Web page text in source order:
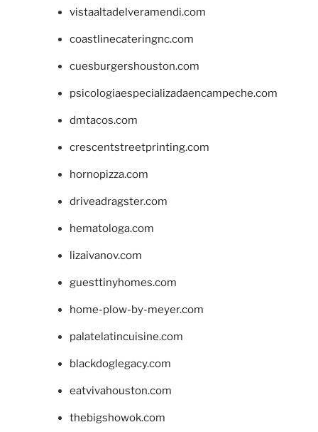
vistaaltadelveramendi.com
coastlinecateringnc.com
cuesburgershouston.com
psicologiaespecializadaencampeche.com
dmtacos.com
crescentstreetprinting.com
hornopizza.com
driveadragster.com
hematologa.com
lizaivanov.com
guesttinyhomes.com
home-plow-by-meyer.com
palatelatincuisine.com
blackdoglegacy.com
eatvivahouston.com
thebigshowok.com